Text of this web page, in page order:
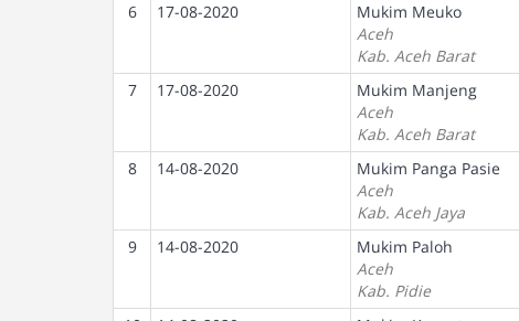
6 17-08-2020
Mukim Meuko
Aceh
Kab. Aceh Barat
7 17-08-2020
Mukim Manjeng
Aceh
Kab. Aceh Barat
8 14-08-2020
Mukim Panga Pasie
Aceh
Kab. Aceh Jaya
9 14-08-2020
Mukim Paloh
Aceh
Kab. Pidie